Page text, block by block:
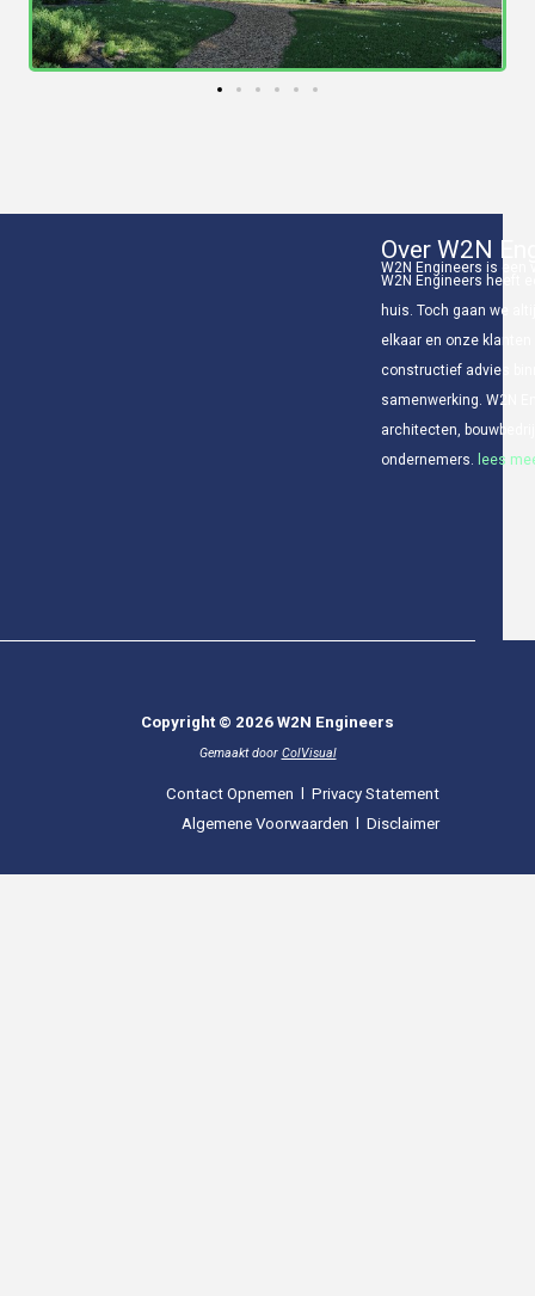
Over W2N
W2N Engineers is een
W2N Engineers heeft
huis. Toch gaan we
elkaar en onze
constructief advies
samenwerking. W2N
architecten,
ondernemers. lees
Copyright © 2026 W2N Engineers
Gemaakt door ColVisual
Contact Opnemen
Privacy Statement
Algemene Voorwaarden
Disclaimer